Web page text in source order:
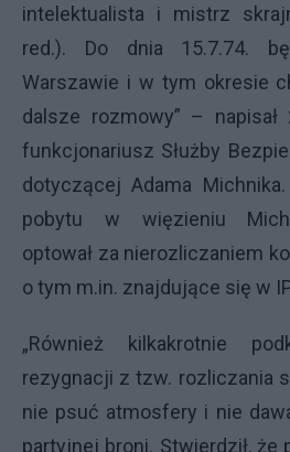
intelektualista i mistrz
red.). Do dnia 15.7.74.
Warszawie i w tym okresie
dalsze rozmowy” –
funkcjonariusz Służby
dotyczącej Adama
pobytu w więzieniu
optował za nierozliczaniem
o tym m.in. znajdujące się w
„Również kilkakrotnie
rezygnacji z tzw. rozliczania
nie psuć atmosfery i nie
partyjnej broni. Stwierdził, że